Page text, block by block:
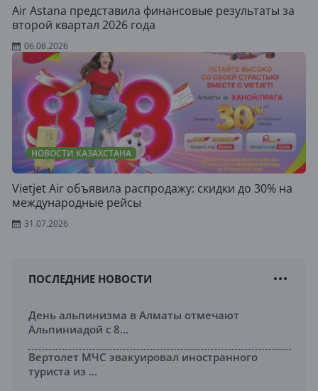
Air Astana представила финансовые результаты за
второй квартал 2026 года
06.08.2026
НОВОСТИ КАЗАХСТАНА
Vietjet Air объявила распродажу: скидки до 30% на
международные рейсы
31.07.2026
ПОСЛЕДНИЕ НОВОСТИ
День альпинизма в Алматы отмечают
Альпиниадой с 8...
Вертолет МЧС эвакуировал иностранного
туриста из ...